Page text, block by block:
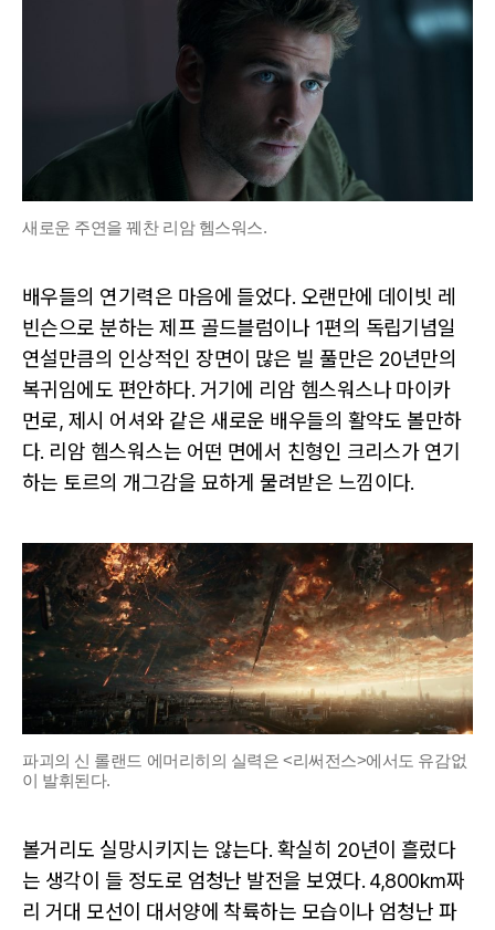
새로운 주연을 꿰찬 리암 헴스워스.
배우들의 연기력은 마음에 들었다. 오랜만에 데이빗 레
빈슨으로 분하는 제프 골드블럼이나 1편의 독립기념일
연설만큼의 인상적인 장면이 많은 빌 풀만은 20년만의
복귀임에도 편안하다. 거기에 리암 헴스워스나 마이카
먼로, 제시 어셔와 같은 새로운 배우들의 활약도 볼만하
다. 리암 헴스워스는 어떤 면에서 친형인 크리스가 연기
하는 토르의 개그감을 묘하게 물려받은 느낌이다.
파괴의 신 롤랜드 에머리히의 실력은 <리써전스>에서도 유감없
이 발휘된다.
볼거리도 실망시키지는 않는다. 확실히 20년이 흘렀다
는 생각이 들 정도로 엄청난 발전을 보였다. 4,800km짜
리 거대 모선이 대서양에 착륙하는 모습이나 엄청난 파